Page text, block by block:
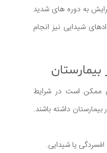
به دوره های شدید
شیدایی نیز انجام
ممکن است در شرایط
داشته باشند.
یا شیدایی.